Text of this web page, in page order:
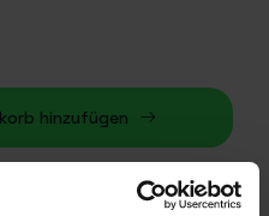
hinzufügen